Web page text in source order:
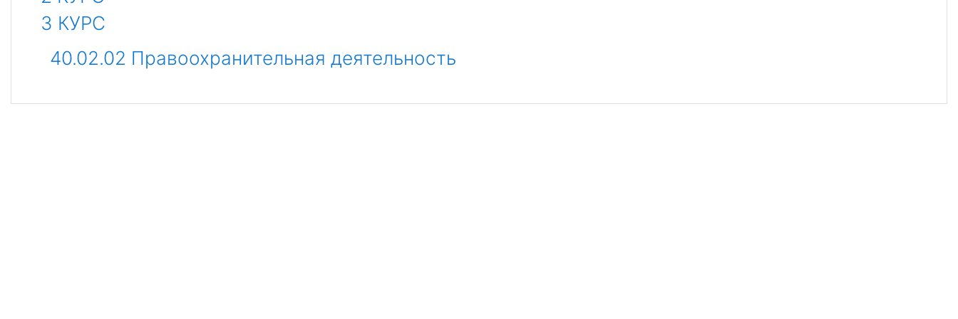
3 КУРС
40.02.02 Правоохранительная деятельность